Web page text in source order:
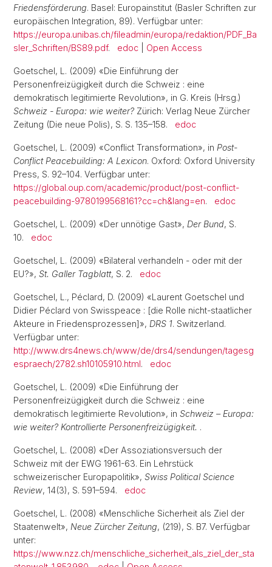
Friedensförderung. Basel: Europainstitut (Basler Schriften zur
europäischen Integration, 89). Verfügbar unter:
https://europa.unibas.ch/fileadmin/europa/redaktion/PDF_Ba
sler_Schriften/BS89.pdf. edoc Open Access
Goetschel, L. (2009) «Die Einführung der
Personenfreizügigkeit durch die Schweiz : eine
demokratisch legitimierte Revolution», in G. Kreis (Hrsg.)
Schweiz - Europa: wie weiter? Zürich: Verlag Neue Zürcher
Zeitung (Die neue Polis), S. S. 135–158. edoc
Goetschel, L. (2009) «Conflict Transformation», in Post-
Conflict Peacebuilding: A Lexicon. Oxford: Oxford University
Press, S. 92–104. Verfügbar unter:
https://global.oup.com/academic/product/post-conflict-
peacebuilding-9780199568161?cc=ch&lang=en. edoc
Goetschel, L. (2009) «Der unnötige Gast», Der Bund, S.
10. edoc
Goetschel, L. (2009) «Bilateral verhandeln - oder mit der
EU?», St. Galler Tagblatt, S. 2. edoc
Goetschel, L., Péclard, D. (2009) «Laurent Goetschel und
Didier Péclard von Swisspeace : [die Rolle nicht-staatlicher
Akteure in Friedensprozessen]», DRS 1. Switzerland.
Verfügbar unter:
http://www.drs4news.ch/www/de/drs4/sendungen/tagesg
espraech/2782.sh10105910.html. edoc
Goetschel, L. (2009) «Die Einführung der
Personenfreizügigkeit durch die Schweiz : eine
demokratisch legitimierte Revolution», in Schweiz – Europa:
wie weiter? Kontrollierte Personenfreizügigkeit. .
Goetschel, L. (2008) «Der Assoziationsversuch der
Schweiz mit der EWG 1961-63. Ein Lehrstück
schweizerischer Europapolitik», Swiss Political Science
Review, 14(3), S. 591–594. edoc
Goetschel, L. (2008) «Menschliche Sicherheit als Ziel der
Staatenwelt», Neue Zürcher Zeitung, (219), S. B7. Verfügbar
unter:
https://www.nzz.ch/menschliche_sicherheit_als_ziel_der_sta